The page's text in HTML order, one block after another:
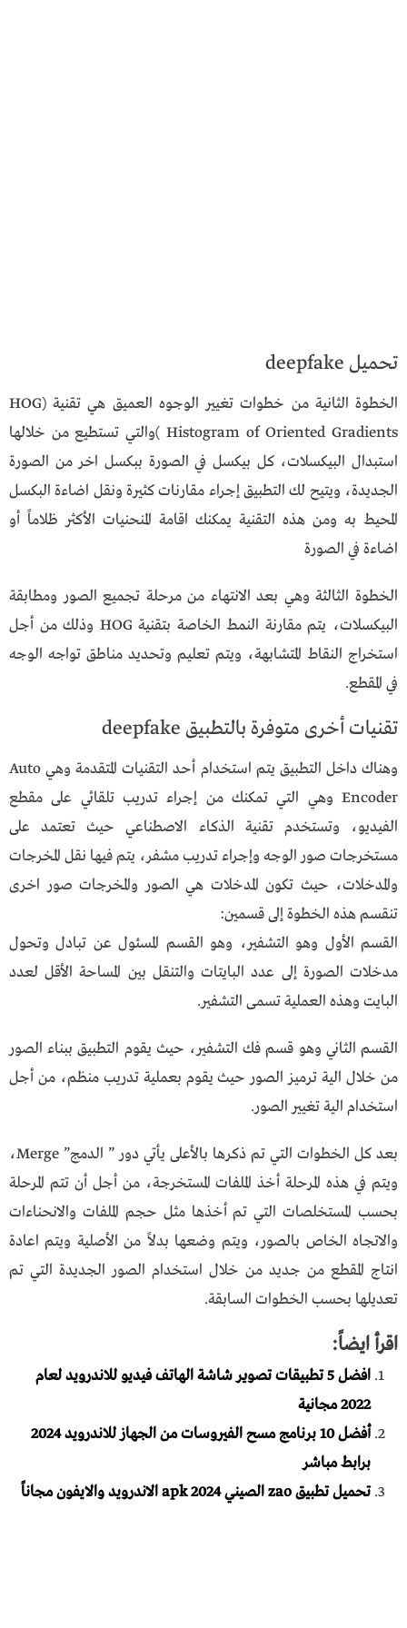
تحميل deepfake
الخطوة الثانية من خطوات تغيير الوجوه العميق هي تقنية HOG)
Histogram of Oriented Gradients )والتي تستطيع من خلالها
استبدال البيكسلات، كل بيكسل في الصورة ببكسل اخر من الصورة
الجديدة، ويتيح لك التطبيق إجراء مقارنات كثيرة ونقل اضاءة البكسل
المحيط به ومن هذه التقنية يمكنك اقامة المنحنيات الأكثر ظلاماً أو
اضاءة في الصورة
الخطوة الثالثة وهي بعد الانتهاء من مرحلة تجميع الصور ومطابقة
البيكسلات، يتم مقارنة النمط الخاصة بتقنية HOG وذلك من أجل
استخراج النقاط المتشابهة، ويتم تعليم وتحديد مناطق تواجه الوجه
في المقطع.
تقنيات أخرى متوفرة بالتطبيق deepfake
وهناك داخل التطبيق يتم استخدام أحد التقنيات المتقدمة وهي Auto
Encoder وهي التي تمكنك من إجراء تدريب تلقائي على مقطع
الفيديو، وتستخدم تقنية الذكاء الاصطناعي حيث تعتمد على
مستخرجات صور الوجه وإجراء تدريب مشفر، يتم فيها نقل المخرجات
والمدخلات، حيث تكون المدخلات هي الصور والمخرجات صور اخرى
تنقسم هذه الخطوة إلى قسمين:
القسم الأول وهو التشفير، وهو القسم المسئول عن تبادل وتحول
مدخلات الصورة إلى عدد البايتات والتنقل بين المساحة الأقل لعدد
البايت وهذه العملية تسمى التشفير.
القسم الثاني وهو قسم فك التشفير، حيث يقوم التطبيق ببناء الصور
من خلال الية ترميز الصور حيث يقوم بعملية تدريب منظم، من أجل
استخدام الية تغيير الصور.
بعد كل الخطوات التي تم ذكرها بالأعلى يأتي دور ” الدمج” Merge،
ويتم في هذه المرحلة أخذ الملفات المستخرجة، من أجل أن تتم المرحلة
بحسب المستخلصات التي تم أخذها مثل حجم الملفات والانحناءات
والاتجاه الخاص بالصور، ويتم وضعها بدلاً من الأصلية ويتم اعادة
انتاج المقطع من جديد من خلال استخدام الصور الجديدة التي تم
تعديلها بحسب الخطوات السابقة.
اقرأ ايضاً:
افضل 5 تطبيقات تصوير شاشة الهاتف فيديو للاندرويد لعام
2022 مجانية
أفضل 10 برنامج مسح الفيروسات من الجهاز للاندرويد 2024
برابط مباشر
تحميل تطبيق zao الصيني 2024 apk الاندرويد والايفون مجاناً